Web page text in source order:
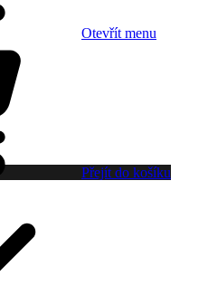
Otevřít menu
Přejít do košíku